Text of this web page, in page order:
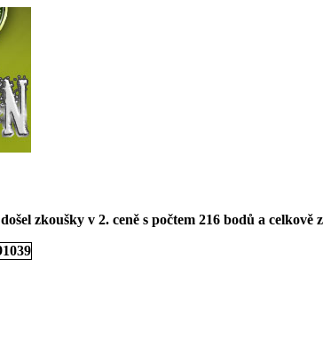
došel zkoušky v 2. ceně s počtem 216 bodů a